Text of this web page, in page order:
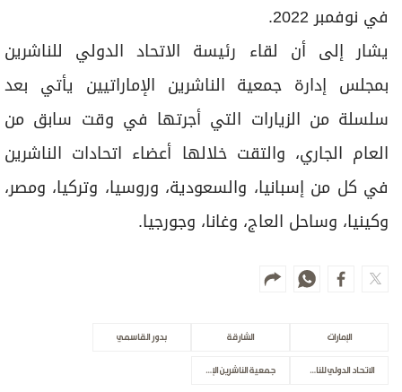
في نوفمبر 2022.
يشار إلى أن لقاء رئيسة الاتحاد الدولي للناشرين
بمجلس إدارة جمعية الناشرين الإماراتيين يأتي بعد
سلسلة من الزيارات التي أجرتها في وقت سابق من
العام الجاري، والتقت خلالها أعضاء اتحادات الناشرين
في كل من إسبانيا، والسعودية، وروسيا، وتركيا، ومصر،
وكينيا، وساحل العاج، وغانا، وجورجيا.
الإمارات الشارقة بدور القاسمي
الاتحاد الدولي للناشرين جمعية الناشرين الإماراتيين